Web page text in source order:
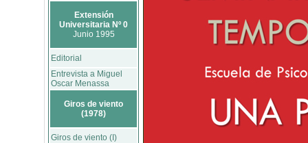
Extensión
Universitaria Nº 0
Junio 1995
Editorial
Entrevista a Miguel
Oscar Menassa
Giros de viento
(1978)
Giros de viento (I)